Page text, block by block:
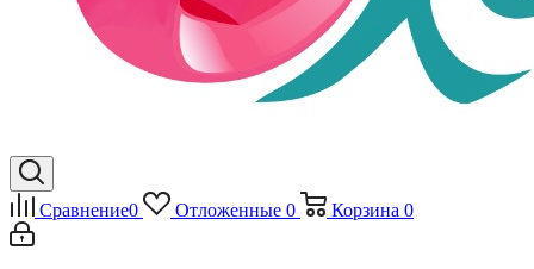
Сравнение0 Отложенные 0 Корзина 0